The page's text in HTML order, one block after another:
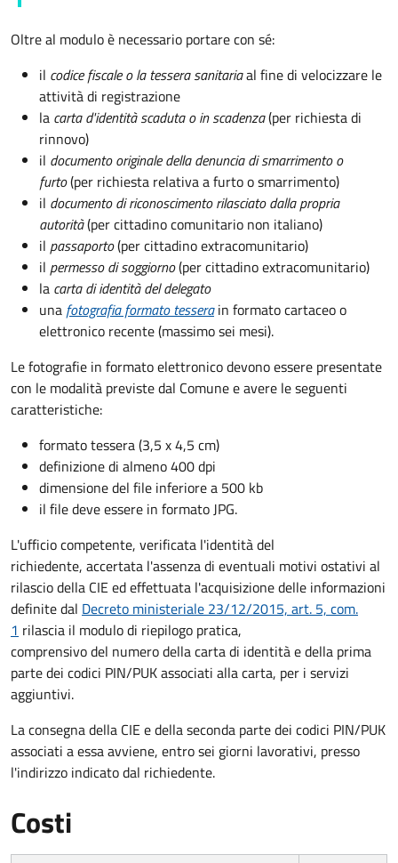
Oltre al modulo è necessario portare con sé:
il codice fiscale o la tessera sanitariaal fine di velocizzare le
attività di registrazione
la carta d'identità scaduta o in scadenza(per richiesta di
rinnovo)
il documento originale della denuncia di smarrimento o
furto(per richiesta relativa a furto o smarrimento)
il documento di riconoscimento rilasciato dalla propria
autorità(per cittadino comunitario non italiano)
il passaporto(per cittadino extracomunitario)
il permesso di soggiorno(per cittadino extracomunitario)
la carta di identità del delegato
una fotografia formato tessera in formato cartaceo o
elettronico recente (massimo sei mesi).
Le fotografie in formato elettronico devono essere presentate
con le modalità previste dal Comune e avere le seguenti
caratteristiche:
formato tessera (3,5 x 4,5 cm)
definizione di almeno 400 dpi
dimensione del file inferiore a 500 kb
il file deve essere in formato JPG.
L'ufficio competente, verificata l'identità del
richiedente, accertata l'assenza di eventuali motivi ostativi al
rilascio della CIE ed effettuata l'acquisizione delle informazioni
definite dal Decreto ministeriale 23/12/2015, art. 5, com.
1 rilascia il modulo di riepilogo pratica,
comprensivo del numero della carta di identità e della prima
parte dei codici PIN/PUK associati alla carta, per i servizi
aggiuntivi.
La consegna della CIE e della seconda parte dei codici PIN/PUK
associati a essa avviene, entro sei giorni lavorativi, presso
l'indirizzo indicato dal richiedente.
Costi